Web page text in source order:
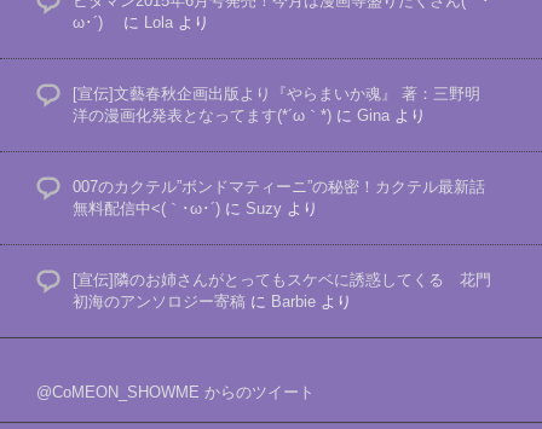
ω･´)ゞ
に Lola より
[宣伝]文藝春秋企画出版より『やらまいか魂』 著：三野明
洋の漫画化発表となってます(*´ω｀*) に Gina より
007のカクテル”ボンドマティーニ”の秘密！カクテル最新話
無料配信中<(｀･ω･´) に Suzy より
[宣伝]隣のお姉さんがとってもスケベに誘惑してくる 花門
初海のアンソロジー寄稿 に Barbie より
@CoMEON_SHOWME からのツイート